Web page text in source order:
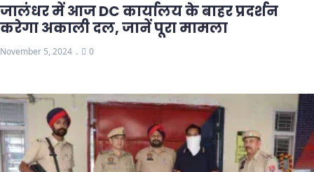
जालंधर में आज DC कार्यालय के बाहर प्रदर्शन
करेगा अकाली दल, जानें पूरा मामला
November 5, 2024 0